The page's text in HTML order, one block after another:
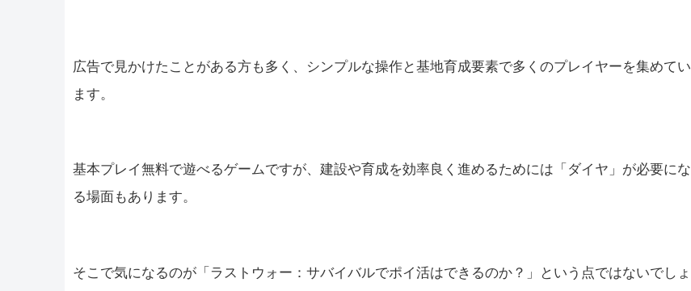
広告で見かけたことがある方も多く、シンプルな操作と基地育成要素で多くのプレイヤーを集めてい
ます。
基本プレイ無料で遊べるゲームですが、建設や育成を効率良く進めるためには「ダイヤ」が必要にな
る場面もあります。
そこで気になるのが「ラストウォー：サバイバルでポイ活はできるのか？」という点ではないでしょ